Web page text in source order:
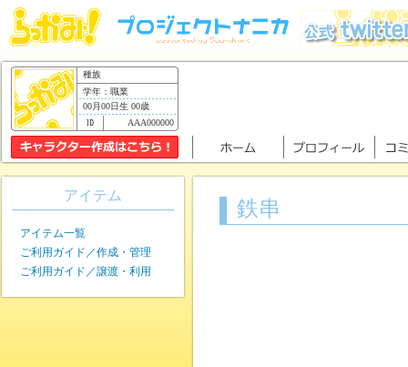
種族
学年：職業
00月00日生 00歳
AAA000000
鉄串
アイテム
アイテム一覧
ご利用ガイド／作成・管理
ご利用ガイド／譲渡・利用